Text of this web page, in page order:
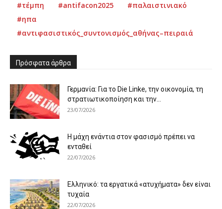
#τέμπη #antifacon2025
#παλαιστινιακό
#ηπα
#αντιφασιστικός_συντονισμός_αθήνας–πειραιά
Πρόσφατα άρθρα
Γερμανία: Για το Die Linke, την οικονομία, τη
στρατιωτικοποίηση και την...
23/07/2026
Η μάχη ενάντια στον φασισμό πρέπει να
ενταθεί
22/07/2026
Ελληνικό: τα εργατικά «ατυχήματα» δεν είναι
τυχαία
22/07/2026